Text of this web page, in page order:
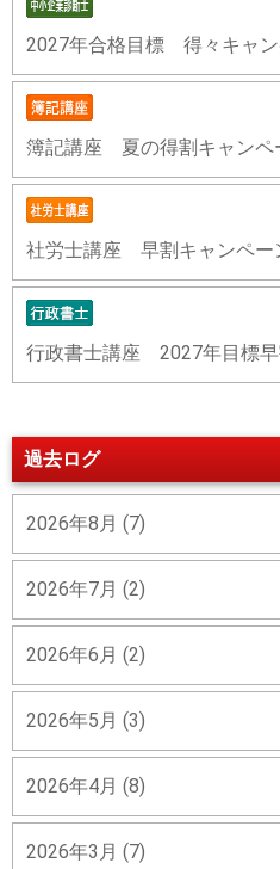
2027年合格目標 得々キャ
簿記講座 夏の得割キャンペ
社労士講座 早割キャンペー
行政書士講座 2027年目標早
過去ログ
2026年8月 (7)
2026年7月 (2)
2026年6月 (2)
2026年5月 (3)
2026年4月 (8)
2026年3月 (7)